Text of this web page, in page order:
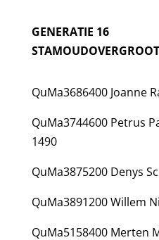
GENERATIE 16
QuMa3686400 Joanne
QuMa3744600 Petrus
1490
QuMa3875200 Denys
QuMa3891200 Willem
QuMa5158400 Merten